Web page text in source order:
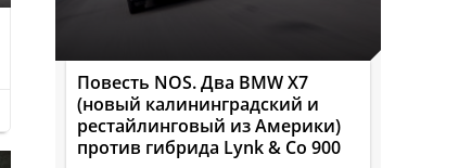
Повесть NOS. Два BMW X7
(новый калининградский и
рестайлинговый из Америки)
против гибрида Lynk & Co 900